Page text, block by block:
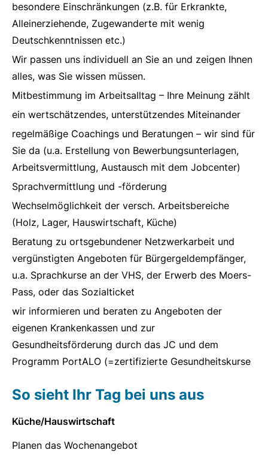
besondere Einschränkungen (z.B. für Erkrankte,
Alleinerziehende, Zugewanderte mit wenig
Deutschkenntnissen etc.)
Wir passen uns individuell an Sie an und zeigen Ihnen
alles, was Sie wissen müssen.
Mitbestimmung im Arbeitsalltag – Ihre Meinung zählt
ein wertschätzendes, unterstützendes Miteinander
regelmäßige Coachings und Beratungen – wir sind für
Sie da (u.a. Erstellung von Bewerbungsunterlagen,
Arbeitsvermittlung, Austausch mit dem Jobcenter)
Sprachvermittlung und -förderung
Wechselmöglichkeit der versch. Arbeitsbereiche
(Holz, Lager, Hauswirtschaft, Küche)
Beratung zu ortsgebundener Netzwerkarbeit und
vergünstigten Angeboten für Bürgergeldempfänger,
u.a. Sprachkurse an der VHS, der Erwerb des Moers-
Pass, oder das Sozialticket
wir informieren und beraten zu Angeboten der
eigenen Krankenkassen und zur
Gesundheitsförderung durch das JC und dem
Programm PortALO (=zertifizierte Gesundheitskurse
So sieht Ihr Tag bei uns aus
Küche/Hauswirtschaft
Planen das Wochenangebot